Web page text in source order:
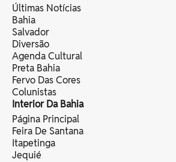
Últimas Notícias
Bahia
Salvador
Diversão
Agenda Cultural
Preta Bahia
Fervo Das Cores
Colunistas
Interior Da Bahia
Página Principal
Feira De Santana
Itapetinga
Jequié